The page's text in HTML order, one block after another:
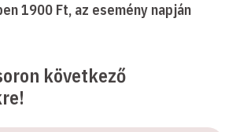
1900 Ft, az esemény napján
következő